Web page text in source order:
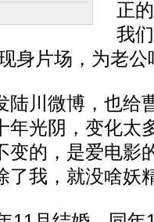
正
我
身片场，为老公
川微博，也给
年光阴，变化太
变的，是爱电影
了我，就没啥妖